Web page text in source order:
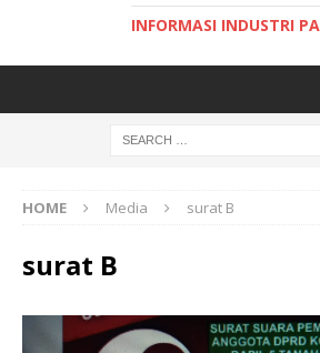
INFORMASI INDUSTRI
HOME Media surat B
surat B